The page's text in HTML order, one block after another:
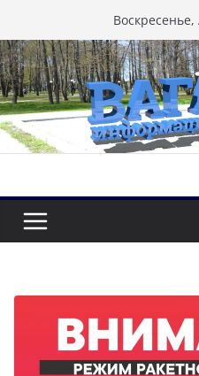
к
содержимому
Воскресенье,